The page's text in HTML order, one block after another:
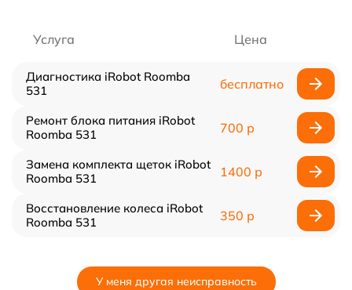
Услуга Цена
Диагностика iRobot Roomba
531
бесплатно
Ремонт блока питания iRobot
Roomba 531
700 р
Замена комплекта щеток iRobot
Roomba 531
1400 р
Восстановление колеса iRobot
Roomba 531
350 р
У меня другая неисправность